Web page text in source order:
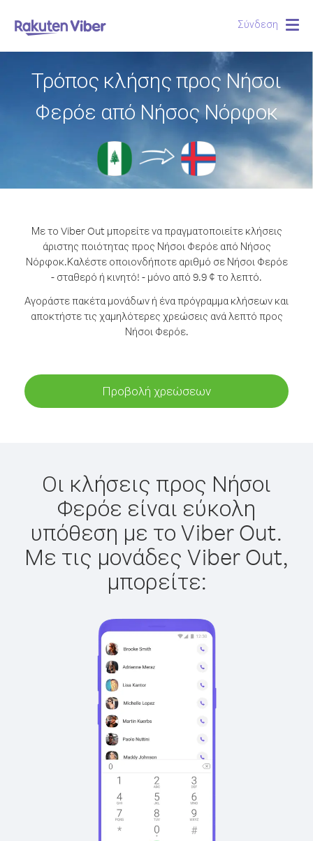
Σύνδεση
Τρόπος κλήσης προς Νήσοι
Φερόε από Νήσος Νόρφοκ
Με το Viber Out μπορείτε να πραγματοποιείτε κλήσεις
άριστης ποιότητας προς Νήσοι Φερόε από Νήσος
Νόρφοκ.Καλέστε οποιονδήποτε αριθμό σε Νήσοι Φερόε
- σταθερό ή κινητό! - μόνο από 9.9 ¢ το λεπτό.
Αγοράστε πακέτα μονάδων ή ένα πρόγραμμα κλήσεων και
αποκτήστε τις χαμηλότερες χρεώσεις ανά λεπτό προς
Νήσοι Φερόε.
Προβολή χρεώσεων
Οι κλήσεις προς Νήσοι
Φερόε είναι εύκολη
υπόθεση με το Viber Out.
Με τις μονάδες Viber Out,
μπορείτε: